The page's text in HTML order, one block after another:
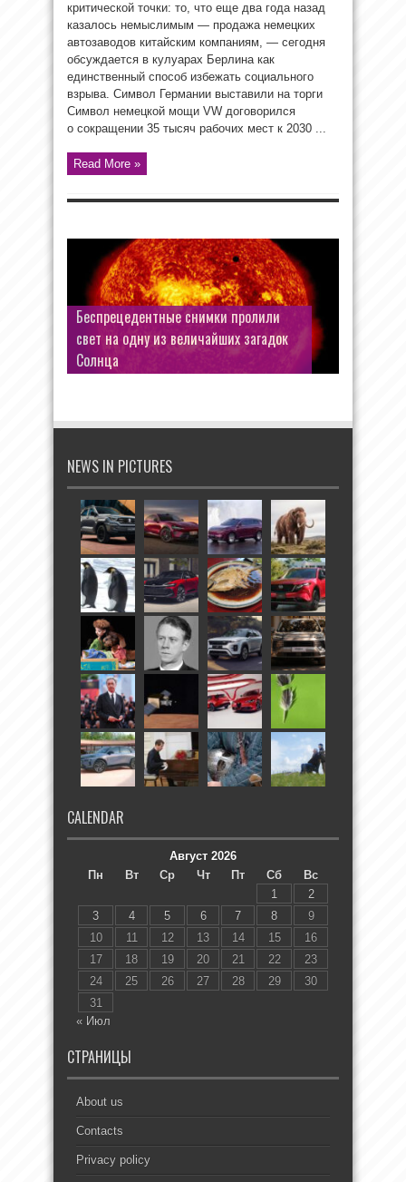
критической точки: то, что еще два года назад
казалось немыслимым — продажа немецких
автозаводов китайским компаниям, — сегодня
обсуждается в кулуарах Берлина как
единственный способ избежать социального
взрыва. Символ Германии выставили на торги
Символ немецкой мощи VW договорился
о сокращении 35 тысяч рабочих мест к 2030 ...
Read More »
Беспрецедентные снимки пролили
свет на одну из величайших загадок
Солнца
«Медленное развитие успеха»: Лэйн и
Дин установили исторический рекорд
британского чарта
NEWS IN PICTURES
CALENDAR
Август 2026
Пн
Вт Ср Чт Пт Сб
Вс
1
2
3
4 5 6 7 8
9
10
11 12 13 14 15
16
17
18 19 20 21 22
23
24
25 26 27 28 29
30
31
« Июл
СТРАНИЦЫ
About us
Contacts
Privacy policy